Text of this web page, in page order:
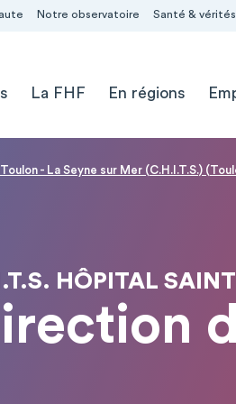
Notre observatoire Santé & vérités
La FHF En régions
- La Seyne sur Mer (C.H.I.T.S.)
HÔPITAL